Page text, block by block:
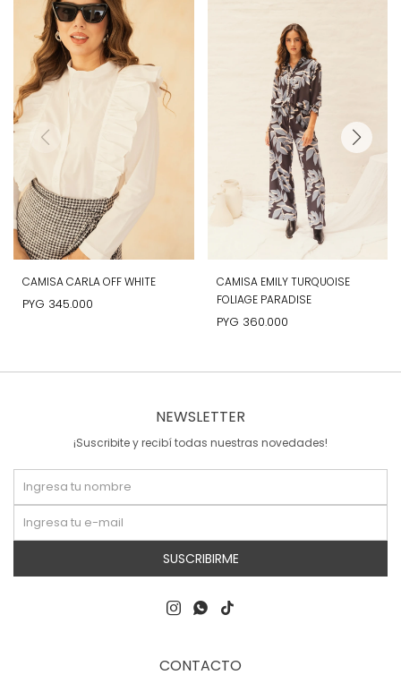
CAMISA CARLA OFF WHITE
PYG 345.000
CAMISA EMILY TURQUOISE
FOLIAGE PARADISE
PYG 360.000
CONTACTO
NEWSLETTER
¡Suscribite y recibí todas nuestras novedades!
SUSCRIBIRME
  